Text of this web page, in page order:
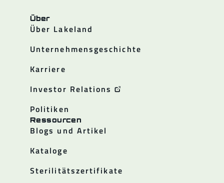
Über
Über Lakeland
Unternehmensgeschichte
Karriere
Investor Relations
Politiken
Ressourcen
Blogs und Artikel
Kataloge
Sterilitätszertifikate